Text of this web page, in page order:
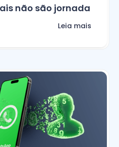
não são jornada
Leia mais